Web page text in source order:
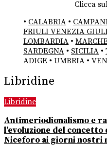
Clicca
• CALABRIA •
FRIULI VENEZIA
LOMBARDIA • MARCHE
SARDEGNA • SICILIA •
ADIGE • UMBRIA •
Libridine
Libridine
Antimeriodionalismo e
l’evoluzione del
Niceforo ai giorni nostri